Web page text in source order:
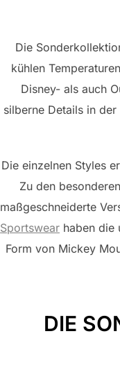
Die
kühlen
Disney- als auch
silberne Details in
Die einzelnen Styles
Zu den
maßgeschneiderte
Sportswear haben die
Form von Mickey
DIE